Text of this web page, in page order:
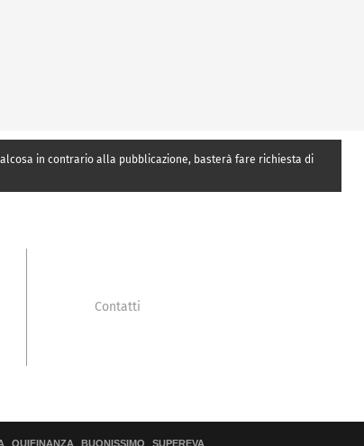
in contrario alla pubblicazione, basterà fare richiesta di
Contatti
QUIFINANZA BUONISSIMO SUPEREVA